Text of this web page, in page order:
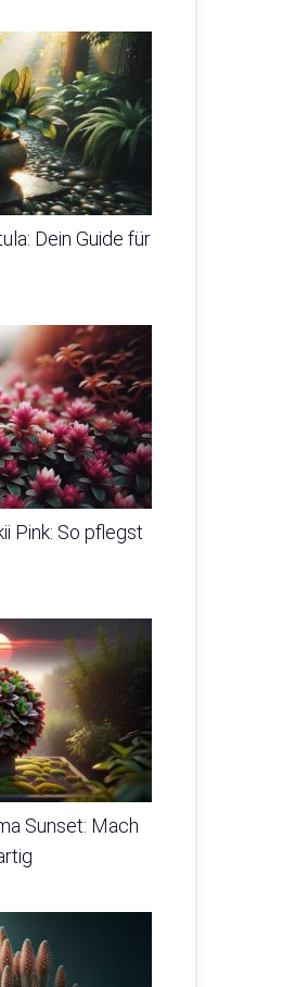
Dein Guide für
Pink: So pflegst
Sunset: Mach